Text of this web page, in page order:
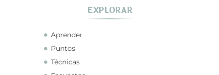
EXPLORAR
Aprender
Puntos
Técnicas